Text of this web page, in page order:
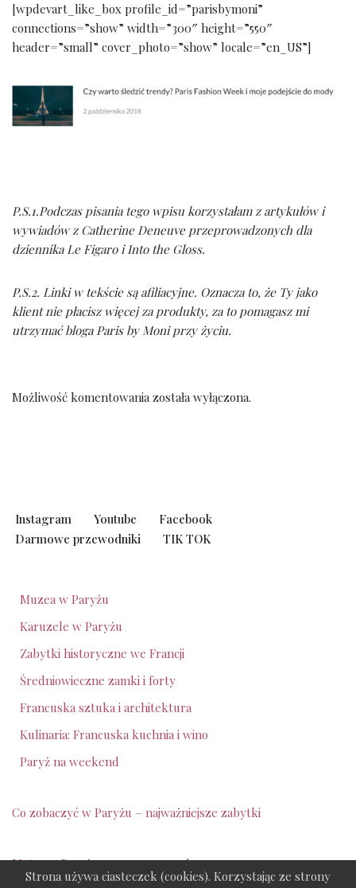
[wpdevart_like_box profile_id=”parisbymoni”
connections=”show” width=”300″ height=”550″
header=”small” cover_photo=”show” locale=”en_US”]
P.S.1.Podczas pisania tego wpisu korzystałam z artykułów i
wywiadów z Catherine Deneuve przeprowadzonych dla
dziennika Le Figaro i Into the Gloss.
P.S.2. Linki w tekście są afiliacyjne. Oznacza to, że Ty jako
klient nie płacisz więcej za produkty, za to pomagasz mi
utrzymać bloga Paris by Moni przy życiu.
Możliwość komentowania została wyłączona.
Instagram Youtube
Facebook
Darmowe przewodniki
TIK TOK
Muzea w Paryżu
Karuzele w Paryżu
Zabytki historyczne we Francji
Średniowieczne zamki i forty
Francuska sztuka i architektura
Kulinaria: Francuska kuchnia i wino
Paryż na weekend
Co zobaczyć w Paryżu – najważniejsze zabytki
Metro wParyżu - ceny - 2025 rok
Strona używa ciasteczek (cookies). Korzystając ze strony